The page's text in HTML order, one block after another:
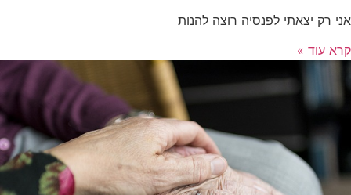
אני רק יצאתי לפנסיה רוצה להנות
קרא עוד »